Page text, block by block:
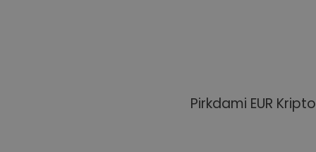
Pirkdami EUR